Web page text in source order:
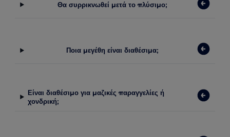
Θα συρρικνωθεί μετά το πλύσιμο;
Ποια μεγέθη είναι διαθέσιμα;
Είναι διαθέσιμο για μαζικές παραγγελίες ή
χονδρική;